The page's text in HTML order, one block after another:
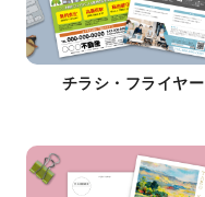
チラシ・フライヤー